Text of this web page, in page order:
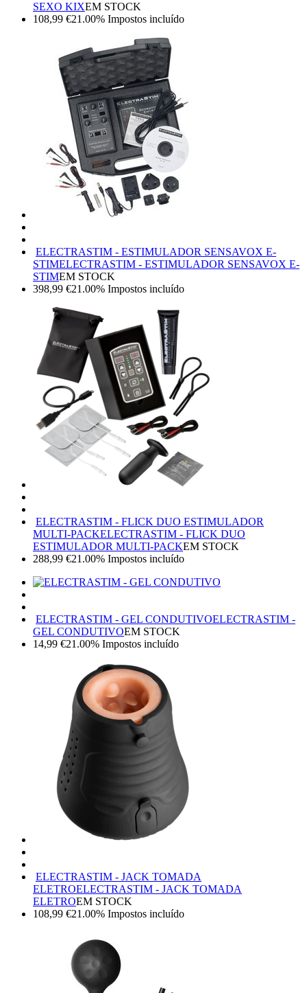
SEXO KIXEM STOCK
108,99 €21.00% Impostos incluído
ELECTRASTIM - ESTIMULADOR SENSAVOX E-
STIMELECTRASTIM - ESTIMULADOR SENSAVOX E-
STIMEM STOCK
398,99 €21.00% Impostos incluído
ELECTRASTIM - FLICK DUO ESTIMULADOR
MULTI-PACKELECTRASTIM - FLICK DUO
ESTIMULADOR MULTI-PACKEM STOCK
288,99 €21.00% Impostos incluído
ELECTRASTIM - GEL CONDUTIVOELECTRASTIM -
GEL CONDUTIVOEM STOCK
14,99 €21.00% Impostos incluído
ELECTRASTIM - JACK TOMADA
ELETROELECTRASTIM - JACK TOMADA
ELETROEM STOCK
108,99 €21.00% Impostos incluído